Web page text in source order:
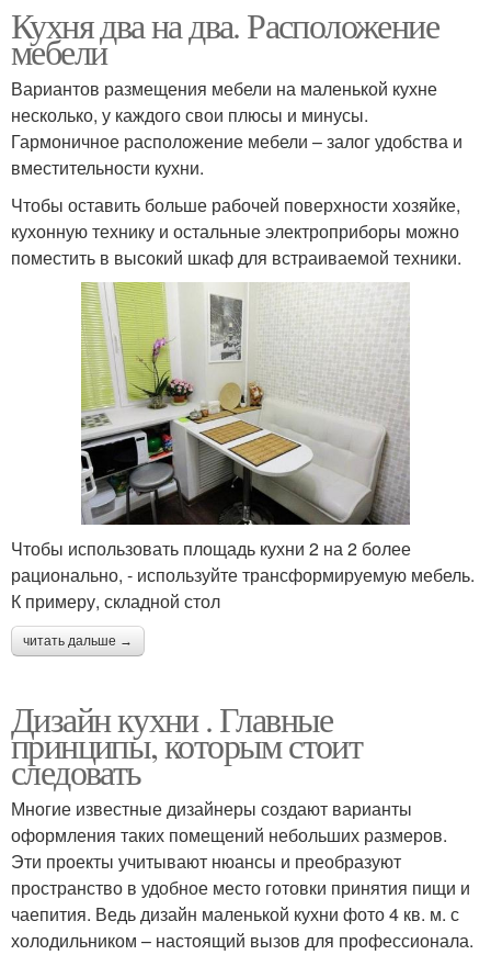
Кухня два на два. Расположение
мебели
Вариантов размещения мебели на маленькой кухне
несколько, у каждого свои плюсы и минусы.
Гармоничное расположение мебели – залог удобства и
вместительности кухни.
Чтобы оставить больше рабочей поверхности хозяйке,
кухонную технику и остальные электроприборы можно
поместить в высокий шкаф для встраиваемой техники.
Чтобы использовать площадь кухни 2 на 2 более
рационально, - используйте трансформируемую мебель.
К примеру, складной стол
читать дальше →
Дизайн кухни . Главные
принципы, которым стоит
следовать
Многие известные дизайнеры создают варианты
оформления таких помещений небольших размеров.
Эти проекты учитывают нюансы и преобразуют
пространство в удобное место готовки принятия пищи и
чаепития. Ведь дизайн маленькой кухни фото 4 кв. м. с
холодильником – настоящий вызов для профессионала.